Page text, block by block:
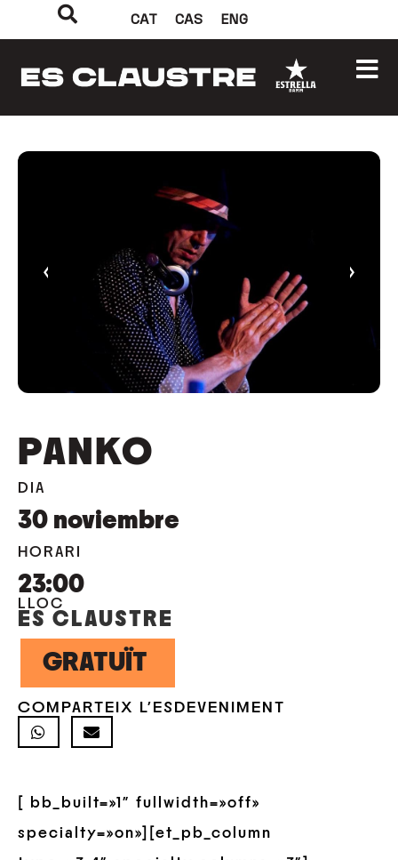
CAT CAS ENG
‹ ›
PANKO
DIA
30 noviembre
HORARI
23:00
LLOC
ES CLAUSTRE
GRATUÏT
COMPARTEIX L'ESDEVENIMENT
[ bb_built=»1″ fullwidth=»off»
specialty=»on»][et_pb_column